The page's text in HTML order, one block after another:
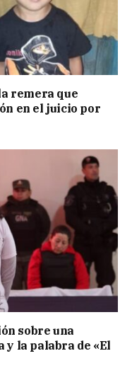
remera que
en el juicio por
sobre una
y la palabra de «El